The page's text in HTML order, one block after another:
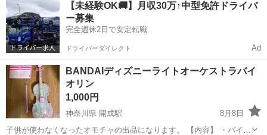
【未経験OK🚚】月収30万↑中型免許ドライバ
ー募集
完全週休2日で安定転職
ドライバーダイレクト Ad
BANDAIディズニーライトオーケストラバイ
オリン
1,000円
神奈川県 開成駅
8月8日
子供が使わなくなったオモチャの出品になります。 【内容】 ・バイオ